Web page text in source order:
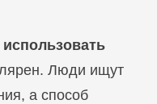
использовать
Люди ищут
а способ